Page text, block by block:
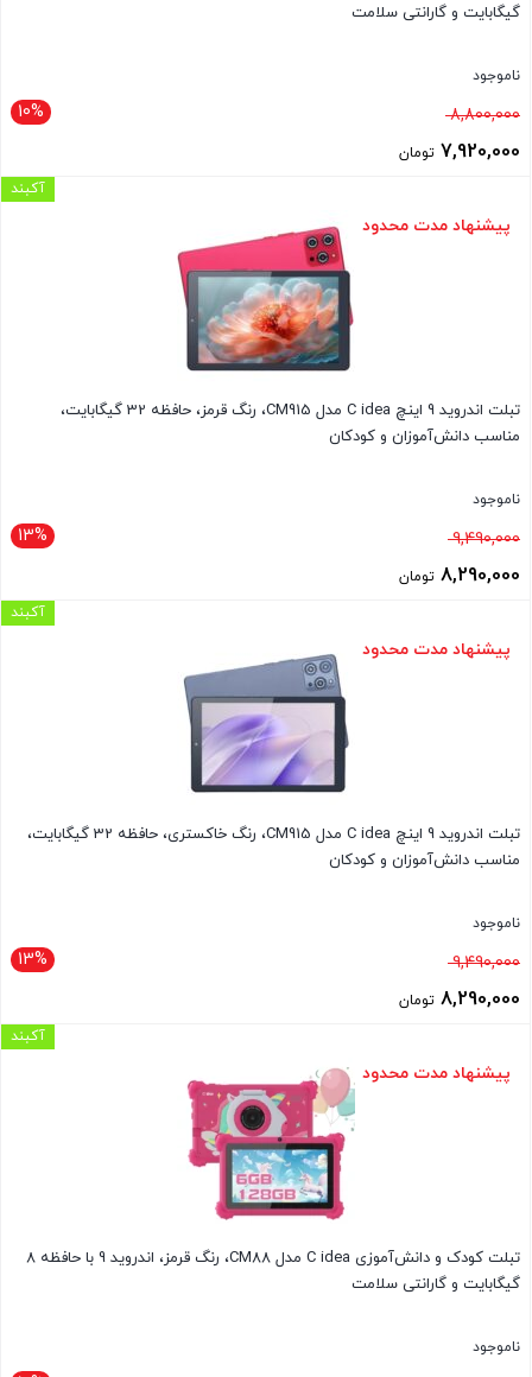
گیگابایت و گارانتی سلامت
ناموجود
10% 8,800,000قیمت
اصلی7,920,000 تومان
فعلی
پیشنهاد مدت محدود
تبلت اندروید 9 اینچ C idea مدل CM915، رنگ قرمز، حافظه 32 گیگابایت،
مناسب دانش‌آموزان و کودکان
ناموجود
13% 9,490,000قیمت
اصلی8,290,000 تومان
فعلی
آکبند
پیشنهاد مدت محدود
تبلت اندروید 9 اینچ C idea مدل CM915، رنگ خاکستری، حافظه 32 گیگابایت،
مناسب دانش‌آموزان و کودکان
ناموجود
13% 9,490,000قیمت
اصلی8,290,000 تومان
فعلی
آکبند
پیشنهاد مدت محدود
تبلت کودک و دانش‌آموزی C idea مدل CM88، رنگ قرمز، اندروید 9 با حافظه 8
گیگابایت و گارانتی سلامت
ناموجود
آکبند